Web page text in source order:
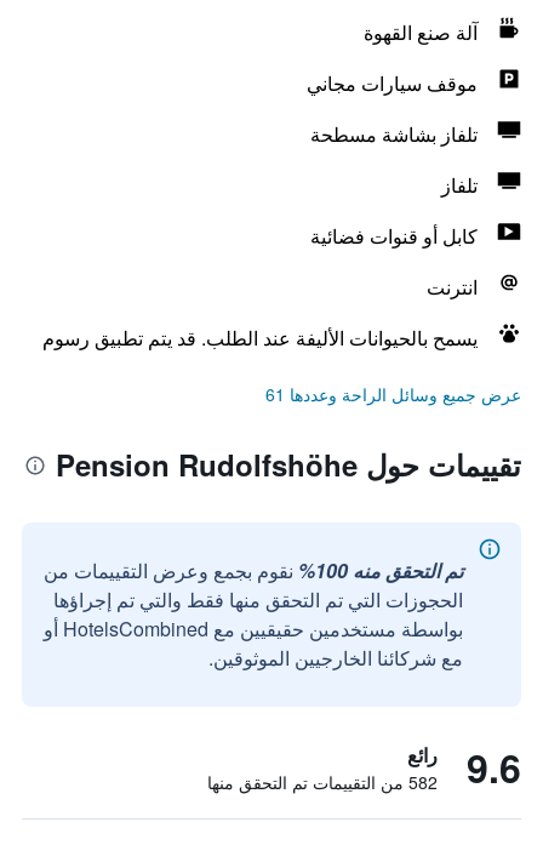
آلة صنع القهوة
موقف سيارات مجاني
تلفاز بشاشة مسطحة
تلفاز
كابل أو قنوات فضائية
انترنت
يسمح بالحيوانات الأليفة عند الطلب. قد يتم تطبيق رسوم
عرض جميع وسائل الراحة وعددها 61
تقييمات حول Pension Rudolfshöhe
تم التحقق منه 100%
نقوم بجمع وعرض التقييمات من
الحجوزات التي تم التحقق منها فقط والتي تم إجراؤها
بواسطة مستخدمين حقيقيين مع HotelsCombined أو
مع شركائنا الخارجيين الموثوقين.
9.6 رائع
582 من التقييمات تم التحقق منها